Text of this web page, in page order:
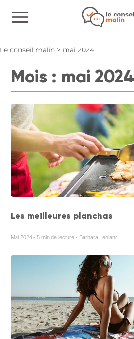
Le conseil malin > mai 2024
Mois : mai 2024
Les meilleures planchas
Mai 2024 - 5 min de lecture - Barbara Leblanc